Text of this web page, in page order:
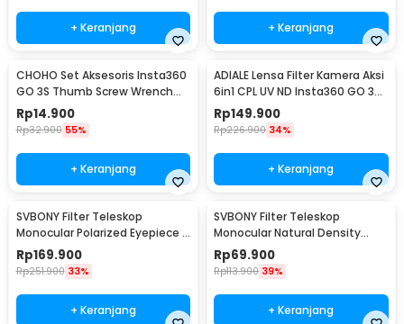
+ Keranjang + Keranjang
CHOHO Set Aksesoris Insta360
GO 3S Thumb Screw Wrench
Mounting Kit - CH4
Rp14.900
Rp32.900 55%
+ Keranjang
ADIALE Lensa Filter Kamera Aksi
6in1 CPL UV ND Insta360 GO 3
Mini - AD6
Rp149.900
Rp226.900 34%
+ Keranjang
SVBONY Filter Teleskop
Monocular Polarized Eyepiece 2
Inch - SV128
Rp169.900
Rp251.900 33%
+ Keranjang
SVBONY Filter Teleskop
Monocular Natural Density
Eyepiece 1.25 Inch ND8 - SV139
Rp69.900
Rp113.900 39%
+ Keranjang